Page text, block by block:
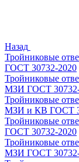
Назад
Тройниковые
ГОСТ 30732-2020
Тройниковые
МЗИ ГОСТ
Тройниковые
МЗИ и КВ ГОСТ
Тройниковые
ГОСТ 30732-2020
Тройниковые
МЗИ ГОСТ